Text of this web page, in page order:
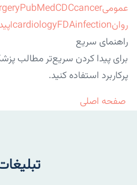
عمومی
PubMedCDCcancer
روان
cardiologyFDAinfection
راهنمای سریع
برای پیدا کردن سریع‌تر مطالب
پرکاربرد استفاده کنید.
صفحه اصلی